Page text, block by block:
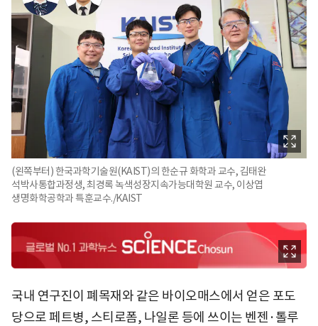
(왼쪽부터) 한국과학기술원(KAIST)의 한순규 화학과 교수, 김태완
석박사통합과정생, 최경록 녹색성장지속가능대학원 교수, 이상엽
생명화학공학과 특훈교수./KAIST
국내 연구진이 폐목재와 같은 바이오매스에서 얻은 포도
당으로 페트병, 스티로폼, 나일론 등에 쓰이는 벤젠·톨루